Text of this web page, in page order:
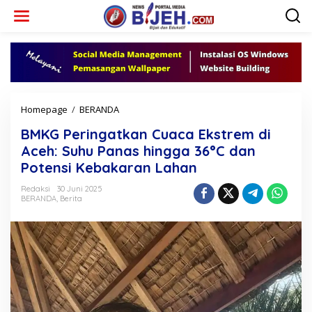
Homepage / BERANDA
K
G
P
e
g
a
t
k
a
n
C
BMKG Peringatkan Cuaca Ekstrem di
Aceh: Suhu Panas hingga 36°C dan
Potensi Kebakaran Lahan
Redaksi
30 Juni 2025
BERANDA, Berita